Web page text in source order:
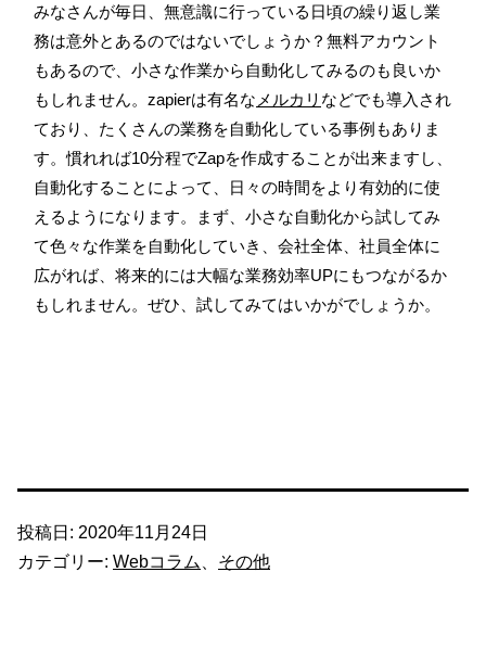
みなさんが毎日、無意識に行っている日頃の繰り返し業
務は意外とあるのではないでしょうか？無料アカウント
もあるので、小さな作業から自動化してみるのも良いか
もしれません。zapierは有名な メルカリ などでも導入され
ており、たくさんの業務を自動化している事例もありま
す。慣れれば10分程でZapを作成することが出来ますし、
自動化することによって、日々の時間をより有効的に使
えるようになります。まず、小さな自動化から試してみ
て色々な作業を自動化していき、会社全体、社員全体に
広がれば、将来的には大幅な業務効率UPにもつながるか
もしれません。ぜひ、試してみてはいかがでしょうか。
投稿日: 2020年11月24日
カテゴリー: Webコラム その他